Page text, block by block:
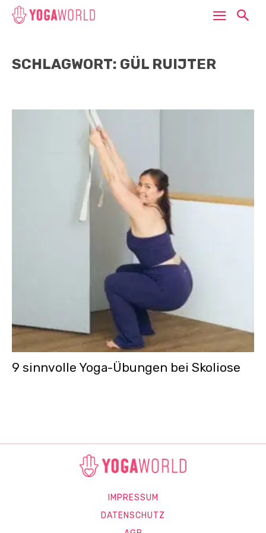
SCHLAGWORT: GÜL RUIJTER
9 sinnvolle Yoga-Übungen bei Skoliose
IMPRESSUM
DATENSCHUTZ